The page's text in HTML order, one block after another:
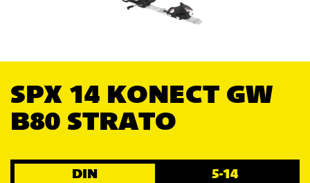
SPX 14 KONECT GW
B80 STRATO
DIN 5-14